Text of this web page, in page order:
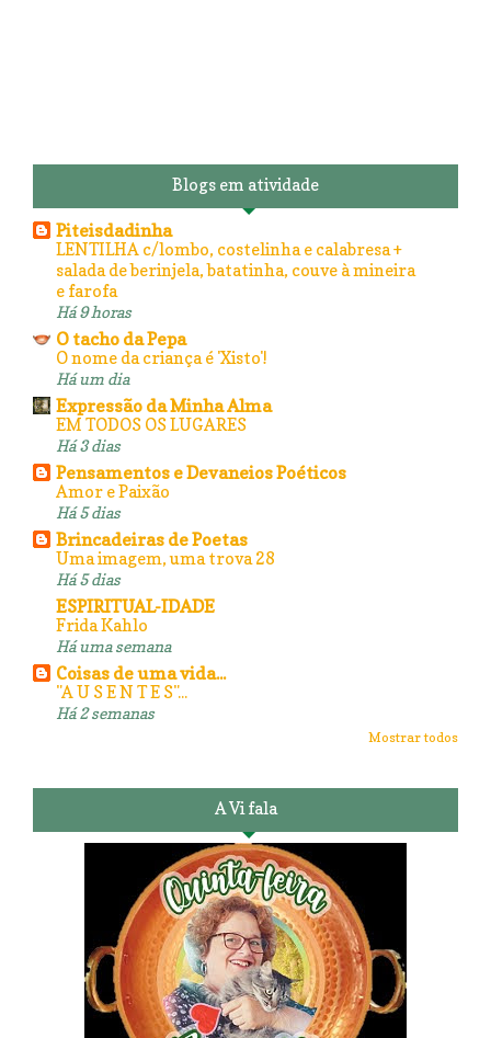
Blogs em atividade
Piteisdadinha
LENTILHA c/lombo, costelinha e calabresa +
salada de berinjela, batatinha, couve à mineira
e farofa
Há 9 horas
O tacho da Pepa
O nome da criança é 'Xisto'!
Há um dia
Expressão da Minha Alma
EM TODOS OS LUGARES
Há 3 dias
Pensamentos e Devaneios Poéticos
Amor e Paixão
Há 5 dias
Brincadeiras de Poetas
Uma imagem, uma trova 28
Há 5 dias
ESPIRITUAL-IDADE
Frida Kahlo
Há uma semana
Coisas de uma vida...
"A U S E N T E S"...
Há 2 semanas
Mostrar todos
A Vi fala